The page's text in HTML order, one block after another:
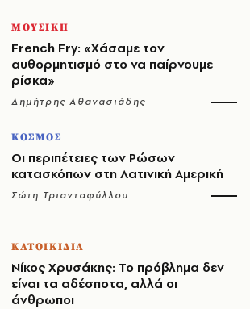
ΜΟΥΣΙΚΗ
French Fry: «Χάσαμε τον
αυθορμητισμό στο να παίρνουμε
ρίσκα»
Δημήτρης Αθανασιάδης
ΚΟΣΜΟΣ
Οι περιπέτειες των Ρώσων
κατασκόπων στη Λατινική Αμερική
Σώτη Τριανταφύλλου
ΚΑΤΟΙΚΙΔΙΑ
Νίκος Χρυσάκης: Το πρόβλημα δεν
είναι τα αδέσποτα, αλλά οι
άνθρωποι